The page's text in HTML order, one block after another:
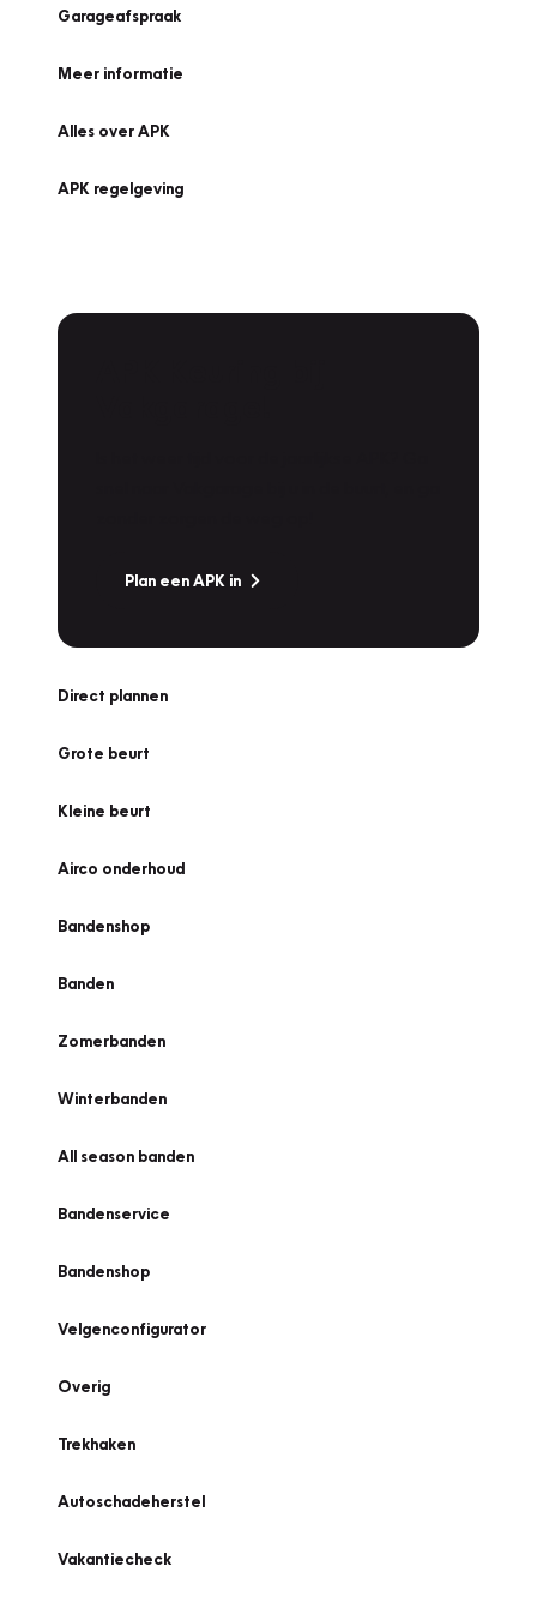
Garageafspraak
Meer informatie
Alles over APK
APK regelgeving
Plan een APK in
Direct plannen
Grote beurt
Kleine beurt
Airco onderhoud
Bandenshop
Banden
Zomerbanden
Winterbanden
All season banden
Bandenservice
Bandenshop
Velgenconfigurator
Overig
Trekhaken
Autoschadeherstel
Vakantiecheck